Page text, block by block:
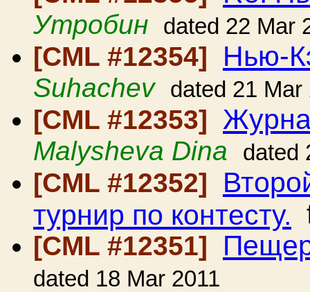
Утробин dated 22 Mar
[CML #12354] Нью-
Suhachev dated 21 Mar
[CML #12353]
Malysheva Dina dated
[CML #12352]
турнир по контесту.
[CML #12351]
dated 18 Mar 2011